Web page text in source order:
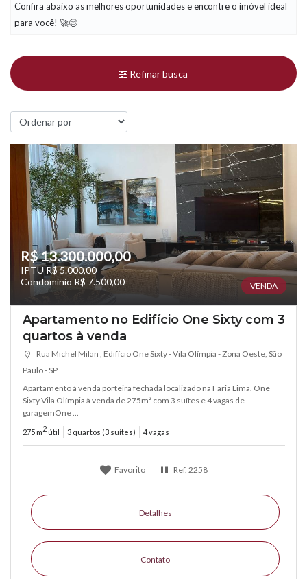
Confira abaixo as melhores oportunidades e encontre o imóvel ideal
para você! 🚀😊
Refinar busca
R$ 13.300.000,00
IPTU R$ 5.000,00
Condomínio R$ 7.500,00
VENDA
Apartamento no Edifício One Sixty com 3
quartos à venda
Rua Michel Milan , Edifício One Sixty - Vila Olímpia - Zona Oeste, São
Paulo - SP
Apartamento à venda porteira fechada localizado na Faria Lima. One
Sixty Vila Olímpia à venda de 275m² com 3 suítes e 4 vagas de
garagemOne ...
275 m2 útil 3 quartos (3 suítes) 4 vagas
Favorito Ref. 2258
Detalhes
Contato